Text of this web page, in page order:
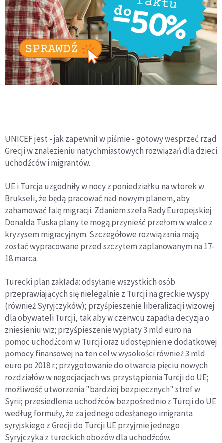
UNICEF jest - jak zapewnił w piśmie - gotowy wesprzeć rząd
Grecji w znalezieniu natychmiastowych rozwiązań dla dzieci
uchodźców i migrantów.
UE i Turcja uzgodniły w nocy z poniedziałku na wtorek w
Brukseli, że będą pracować nad nowym planem, aby
zahamować falę migracji. Zdaniem szefa Rady Europejskiej
Donalda Tuska plany te mogą przynieść przełom w walce z
kryzysem migracyjnym. Szczegółowe rozwiązania mają
zostać wypracowane przed szczytem zaplanowanym na 17-
18 marca.
Turecki plan zakłada: odsyłanie wszystkich osób
przeprawiających się nielegalnie z Turcji na greckie wyspy
(również Syryjczyków); przyśpieszenie liberalizacji wizowej
dla obywateli Turcji, tak aby w czerwcu zapadła decyzja o
zniesieniu wiz; przyśpieszenie wypłaty 3 mld euro na
pomoc uchodźcom w Turcji oraz udostępnienie dodatkowej
pomocy finansowej na ten cel w wysokości również 3 mld
euro po 2018 r.; przygotowanie do otwarcia pięciu nowych
rozdziałów w negocjacjach ws. przystąpienia Turcji do UE;
możliwość utworzenia "bardziej bezpiecznych" stref w
Syrii; przesiedlenia uchodźców bezpośrednio z Turcji do UE
według formuły, że za jednego odesłanego imigranta
syryjskiego z Grecji do Turcji UE przyjmie jednego
Syryjczyka z tureckich obozów dla uchodźców.